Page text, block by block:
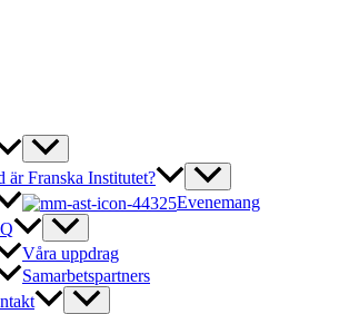
är Franska Institutet?
Evenemang
Våra uppdrag
Samarbetspartners